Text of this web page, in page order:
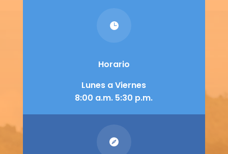

Horario
Lunes a Viernes
8:00 a.m. 5:30 p.m.
